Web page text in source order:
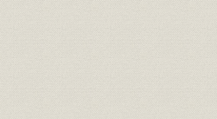
設備
事業の拡大・発展と戦時下の経
営 1917●大正6年→昭和20年
●1945
昭和6年
(1945年)